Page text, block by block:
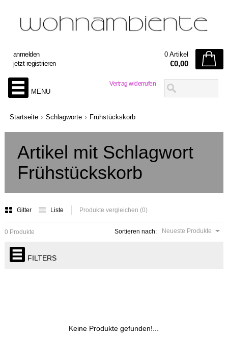
Vertrag widerrufen
anmelden
jetzt registrieren
0 Artikel
€0,00
MENU
Startseite Schlagworte Frühstückskorb
Artikel mit Schlagwort
Frühstückskorb
Gitter Liste Produkte vergleichen (0)
Sortieren nach: Neueste Produkte
0 Produkte
FILTERS
Keine Produkte gefunden!...